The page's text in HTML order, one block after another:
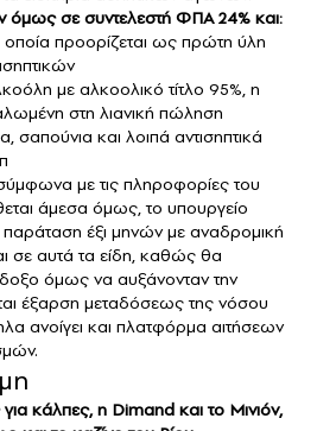
όμως σε συντελεστή ΦΠΑ 24% και:
προορίζεται ως πρώτη ύλη
με αλκοολικό τίτλο 95%, η
στη λιανική πώληση
σαπούνια και λοιπά αντισηπτικά
με τις πληροφορίες του
άμεσα όμως, το υπουργείο
παράταση έξι μηνών με αναδρομική
σε αυτά τα είδη, καθώς θα
όμως να αυξάνονταν την
έξαρση μεταδόσεως της νόσου
ανοίγει και πλατφόρμα αιτήσεων
για κάλπες, η Dimand και το Μινιόν,